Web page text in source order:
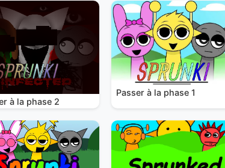
à la phase 2
Passer à la phase 1